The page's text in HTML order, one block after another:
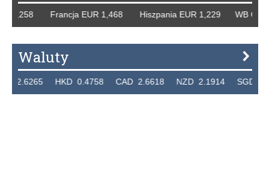
Francja EUR 1,468 Hiszpania EUR 1,229 WB GBP
Waluty
HKD 0.4758 CAD 2.6618 NZD 2.1914 SGD